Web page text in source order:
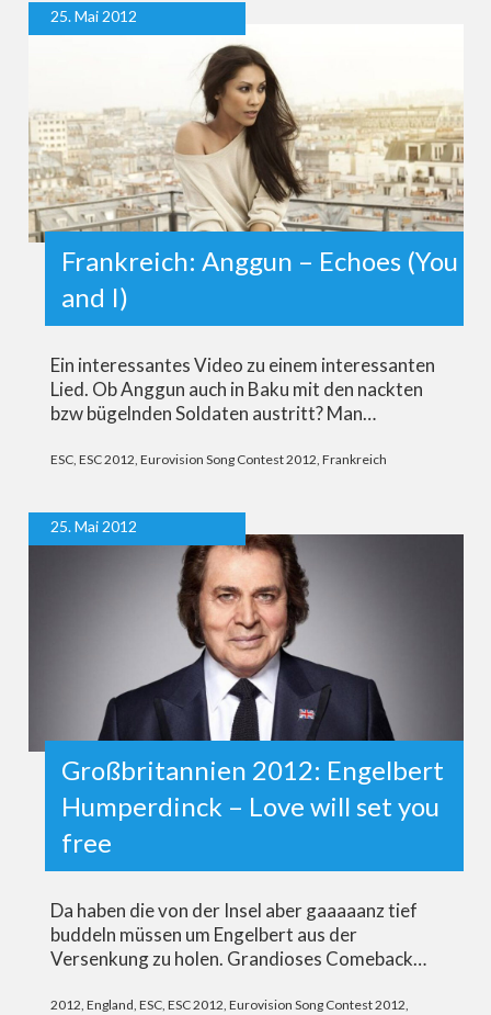
25. Mai 2012
Frankreich: Anggun – Echoes (You
and I)
Ein interessantes Video zu einem interessanten
Lied. Ob Anggun auch in Baku mit den nackten
bzw bügelnden Soldaten austritt? Man…
ESC, ESC 2012 Eurovision Song Contest 2012 Frankreich
25. Mai 2012
Großbritannien 2012: Engelbert
Humperdinck – Love will set you
free
Da haben die von der Insel aber gaaaaanz tief
buddeln müssen um Engelbert aus der
Versenkung zu holen. Grandioses Comeback…
2012, England, ESC, ESC 2012, Eurovision Song Contest 2012,